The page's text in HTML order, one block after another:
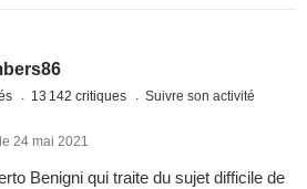
13 142 critiques Suivre son activité
24 mai 2021
Benigni qui traite du sujet difficile de